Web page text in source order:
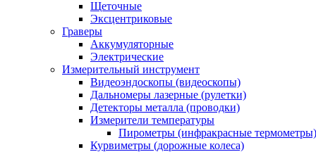
Щеточные
Эксцентриковые
Граверы
Аккумуляторные
Электрические
Измерительный инструмент
Видеоэндоскопы (видеоскопы)
Дальномеры лазерные (рулетки)
Детекторы металла (проводки)
Измерители температуры
Пирометры (инфракрасные термометры)
Курвиметры (дорожные колеса)